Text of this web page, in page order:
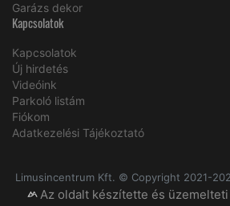
Garázs dekor
Kapcsolatok
Kapcsolatok
Új hirdetés
Videóink
Parkoló listám
Fiókom
Adatkezelési Tájékoztató
Limusincentrum Kft. © Copyright 2021-
Az oldalt készítette és